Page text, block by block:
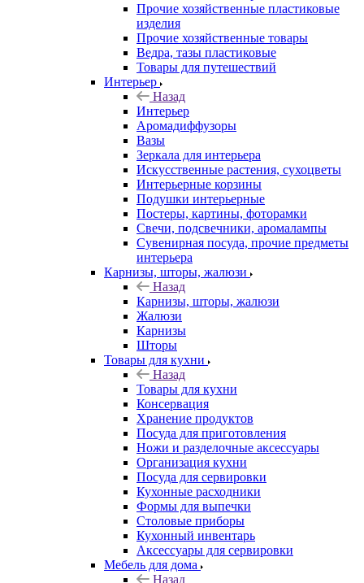
Прочие хозяйственные пластиковые
изделия
Прочие хозяйственные товары
Ведра, тазы пластиковые
Товары для путешествий
Интерьер
Назад
Интерьер
Аромадиффузоры
Вазы
Зеркала для интерьера
Искусственные растения, сухоцветы
Интерьерные корзины
Подушки интерьерные
Постеры, картины, фоторамки
Свечи, подсвечники, аромалампы
Сувенирная посуда, прочие предметы
интерьера
Карнизы, шторы, жалюзи
Назад
Карнизы, шторы, жалюзи
Жалюзи
Карнизы
Шторы
Товары для кухни
Назад
Товары для кухни
Консервация
Хранение продуктов
Посуда для приготовления
Ножи и разделочные аксессуары
Организация кухни
Посуда для сервировки
Кухонные расходники
Формы для выпечки
Столовые приборы
Кухонный инвентарь
Аксессуары для сервировки
Мебель для дома
Назад